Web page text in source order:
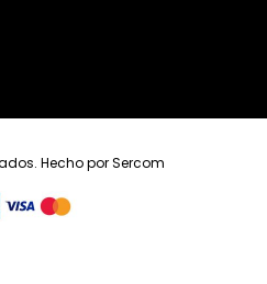
Hecho porSercom